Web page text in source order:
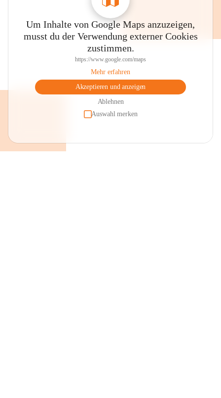
Um Inhalte von Google Maps anzuzeigen,
musst du der Verwendung externer Cookies
zustimmen.
https://www.google.com/maps
Mehr erfahren
Akzeptieren und anzeigen
Ablehnen
Auswahl merken